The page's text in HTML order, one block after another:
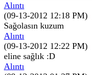
Alıntı
(09-13-2012 12:18 PM)
Sağolasın kuzum
Alıntı
(09-13-2012 12:22 PM)
eline sağlık :D
Alıntı